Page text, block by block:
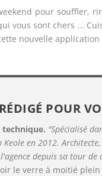
pour souffler,
vous sont chers …
nouvelle application
POUR
"Spécialisé
Keole en 2012.
depuis sa tour de
le verre à moitié